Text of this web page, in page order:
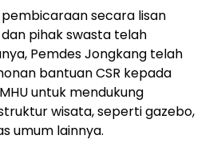
secara lisan
pihak swasta telah
Pemdes Jongkang telah
bantuan CSR kepada
untuk mendukung
wisata, seperti gazebo,
umum lainnya.